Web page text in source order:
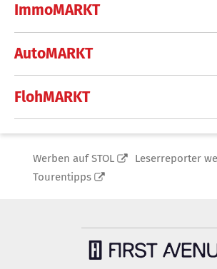
ImmoMARKT
AutoMARKT
FlohMARKT
Werben auf STOL
Leserreporter
Tourentipps